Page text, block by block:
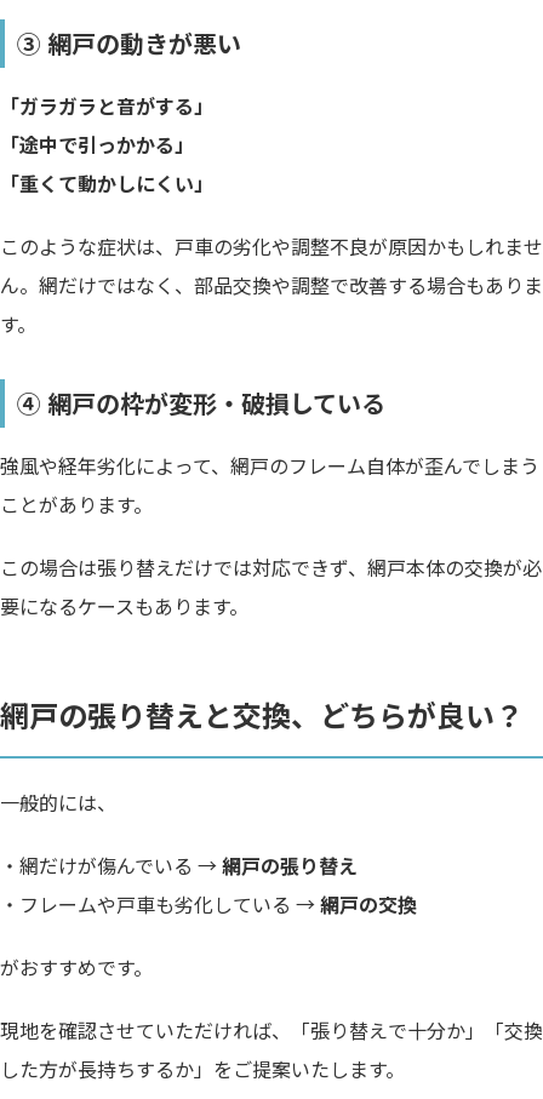
③ 網戸の動きが悪い
「ガラガラと音がする」
「途中で引っかかる」
「重くて動かしにくい」
このような症状は、戸車の劣化や調整不良が原因かもしれませ
ん。網だけではなく、部品交換や調整で改善する場合もありま
す。
④ 網戸の枠が変形・破損している
強風や経年劣化によって、網戸のフレーム自体が歪んでしまう
ことがあります。
この場合は張り替えだけでは対応できず、網戸本体の交換が必
要になるケースもあります。
網戸の張り替えと交換、どちらが良い？
一般的には、
・網だけが傷んでいる →網戸の張り替え
・フレームや戸車も劣化している →網戸の交換
がおすすめです。
現地を確認させていただければ、「張り替えで十分か」「交換
した方が長持ちするか」をご提案いたします。